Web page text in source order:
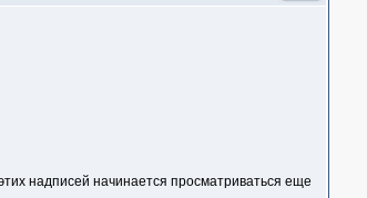
надписей начинается просматриваться еще